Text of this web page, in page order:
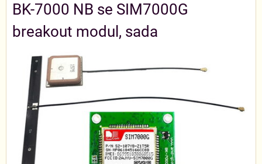
BK-7000 NB se SIM7000G
breakout modul, sada